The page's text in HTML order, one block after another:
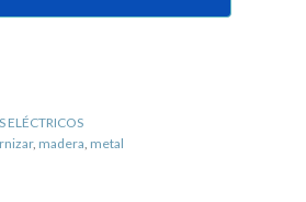
ELÉCTRICOS
, madera metal